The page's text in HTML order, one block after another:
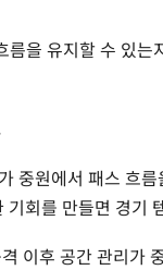
을 유지할 수 있
중원에서 패스 흐
회를 만들면 경기
이후 공간 관리가